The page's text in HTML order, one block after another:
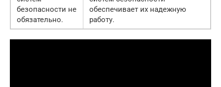
безопасности не
обязательно.
обеспечивает их надежную
работу.